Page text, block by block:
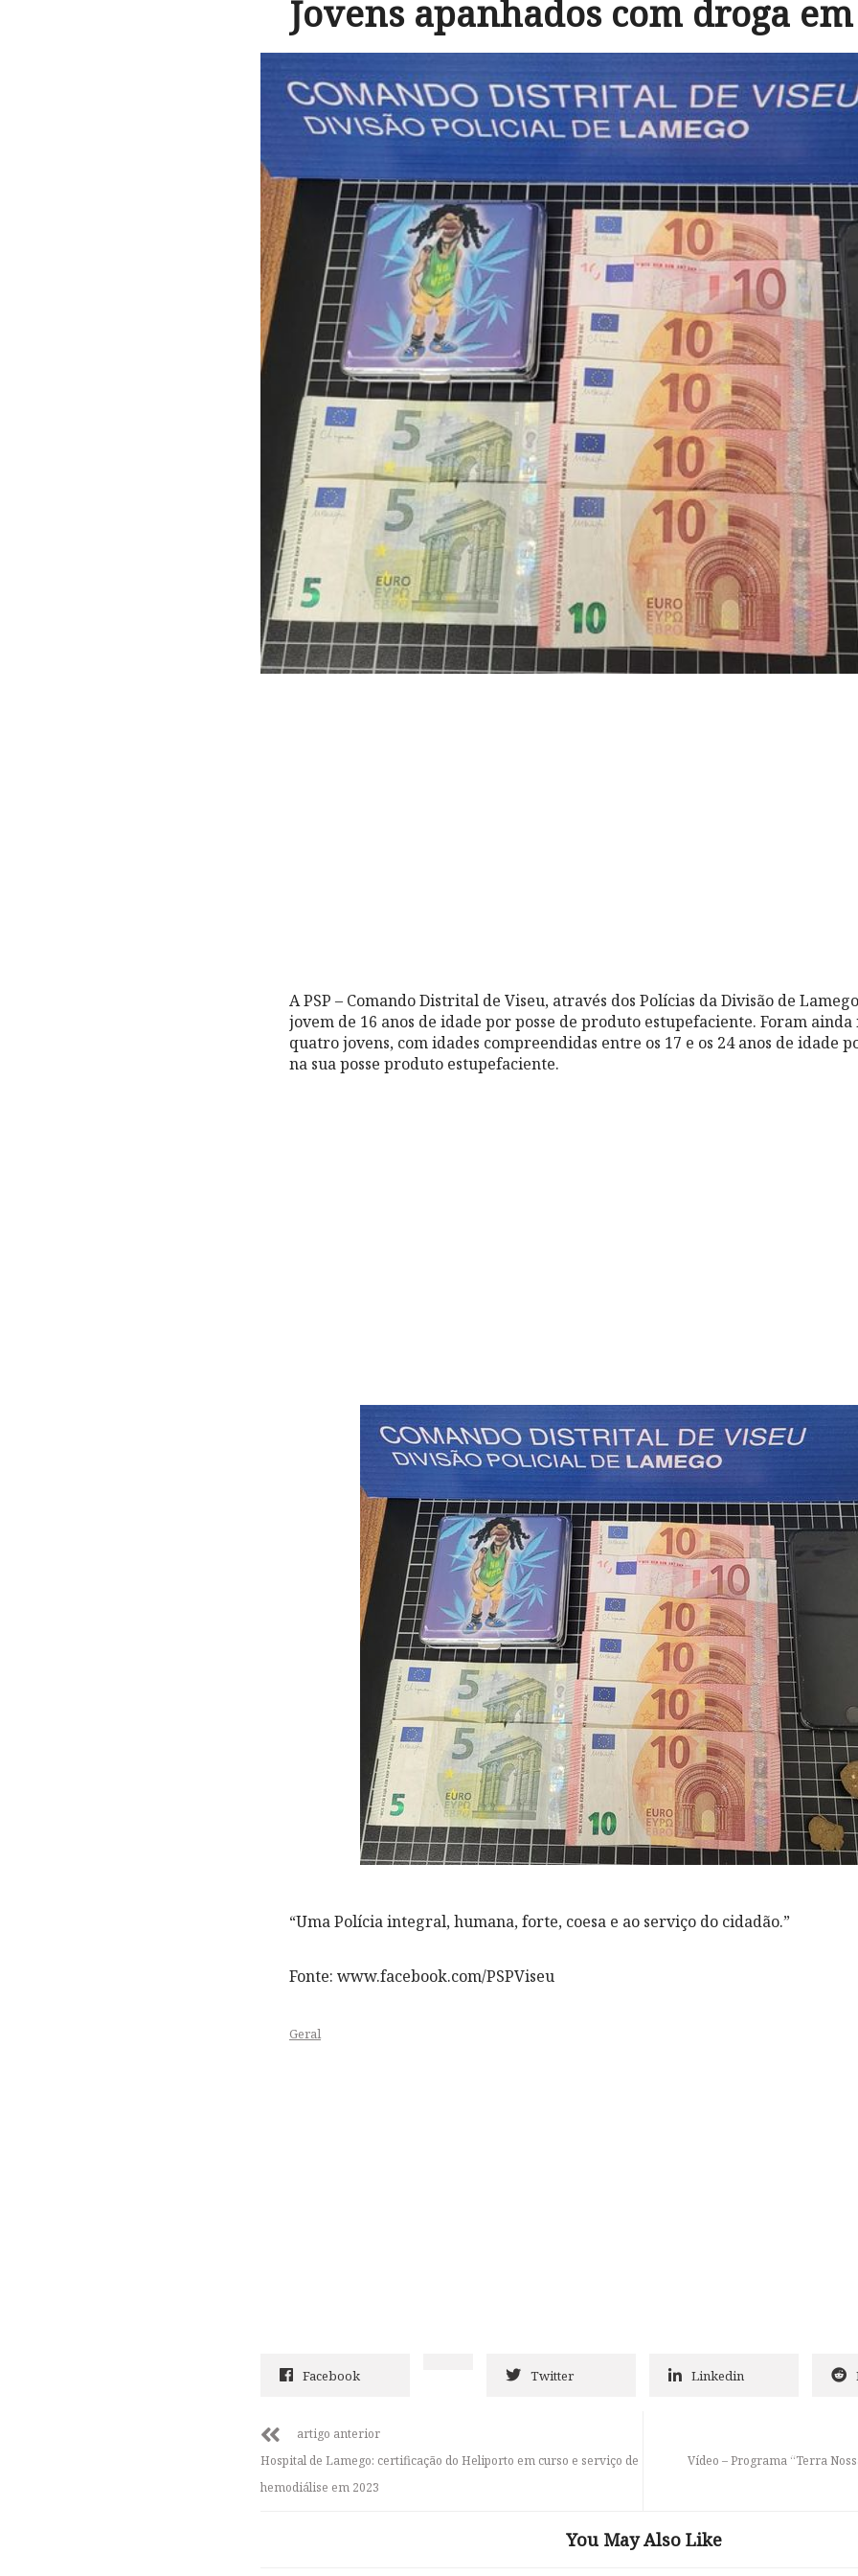
Jovens apanhados com droga
A PSP – Comando Distrital de Viseu, através dos Polícias da Divisão de
jovem de 16 anos de idade por posse de produto estupefaciente. Foram
quatro jovens, com idades compreendidas entre os 17 e os 24 anos de idade
na sua posse produto estupefaciente.
“Uma Polícia integral, humana, forte, coesa e ao serviço do cidadão.”
Fonte: www.facebook.com/PSPViseu
Geral
Facebook Twitter Linkedin
artigo anterior
Hospital de Lamego: certificação do Heliporto em curso e serviço de
hemodiálise em 2023
Vídeo – Programa “Terra
You May Also Like